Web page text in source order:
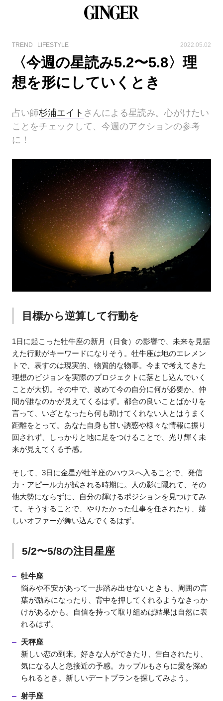
TREND LIFESTYLE 2022.05.02
〈今週の星読み5.2〜5.8〉理
想を形にしていくとき
占い師杉浦エイト さんによる星読み。心がけたい
ことをチェックして、今週のアクションの参考
に！
目標から逆算して行動を
1日に起こった牡牛座の新月（日食）の影響で、未来を見据
えた行動がキーワードになりそう。牡牛座は地のエレメン
トで、表すのは現実的、物質的な物事。今まで考えてきた
理想のビジョンを実際のプロジェクトに落とし込んでいく
ことが大切。その中で、改めて今の自分に何が必要か、仲
間が誰なのかが見えてくるはず。都合の良いことばかりを
言って、いざとなったら何も助けてくれない人とはうまく
距離をとって。あなた自身も甘い誘惑や様々な情報に振り
回されず、しっかりと地に足をつけることで、光り輝く未
来が見えてくる予感。
そして、3日に金星が牡羊座のハウスへ入ることで、発信
力・アピール力が試される時期に。人の影に隠れて、その
他大勢にならずに、自分の輝けるポジションを見つけてみ
て。そうすることで、やりたかった仕事を任されたり、嬉
しいオファーが舞い込んでくるはず。
5/2〜5/8の注目星座
牡牛座
悩みや不安があって一歩踏み出せないときも、周囲の言
葉が励みになったり、背中を押してくれるようなきっか
けがあるかも。自信を持って取り組めば結果は自然に表
れるはず。
天秤座
新しい恋の到来。好きな人ができたり、告白されたり、
気になる人と急接近の予感。カップルもさらに愛を深め
られるとき。新しいデートプランを探してみよう。
射手座